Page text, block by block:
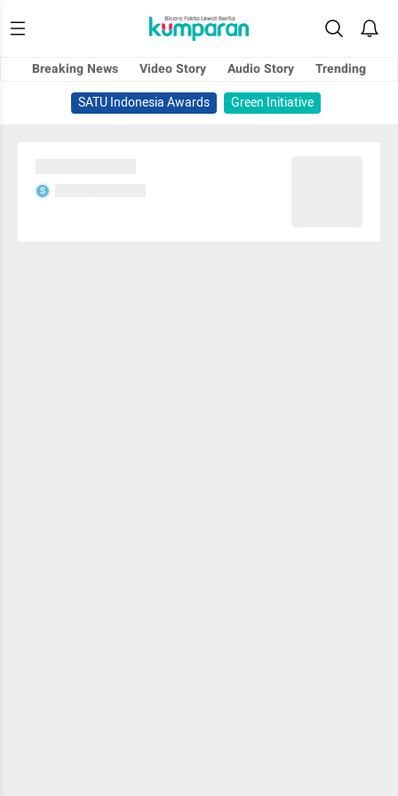
Breaking News Video Story Audio Story
Trending
SATU Indonesia Awards
Green Initiative
S